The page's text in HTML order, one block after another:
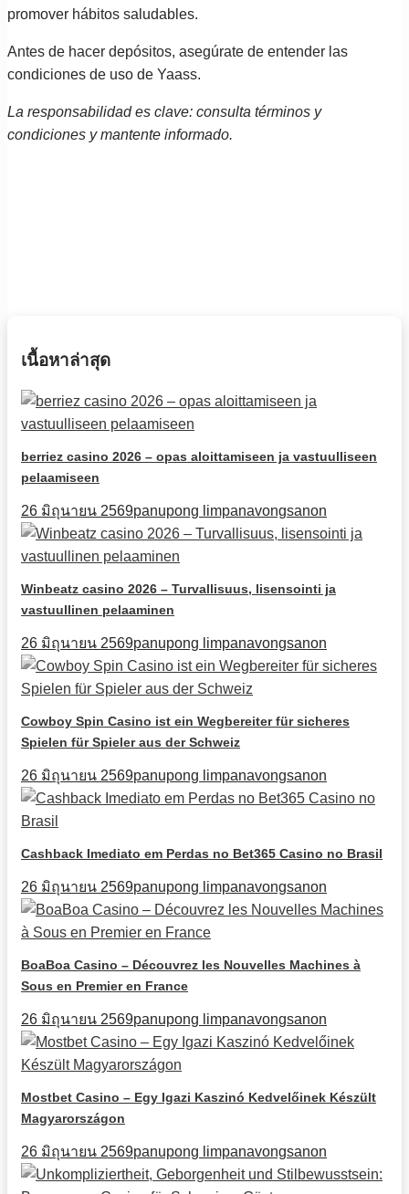
promover hábitos saludables.
Antes de hacer depósitos, asegúrate de entender las
condiciones de uso de Yaass.
La responsabilidad es clave: consulta términos y
condiciones y mantente informado.
เนื้อหาล่าสุด
berriez casino 2026 – opas aloittamiseen ja vastuulliseen
pelaamiseen
26 มิถุนายน 2569panupong limpanavongsanon
Winbeatz casino 2026 – Turvallisuus, lisensointi ja
vastuullinen pelaaminen
26 มิถุนายน 2569panupong limpanavongsanon
Cowboy Spin Casino ist ein Wegbereiter für sicheres
Spielen für Spieler aus der Schweiz
26 มิถุนายน 2569panupong limpanavongsanon
Cashback Imediato em Perdas no Bet365 Casino no Brasil
26 มิถุนายน 2569panupong limpanavongsanon
BoaBoa Casino – Découvrez les Nouvelles Machines à
Sous en Premier en France
26 มิถุนายน 2569panupong limpanavongsanon
Mostbet Casino – Egy Igazi Kaszinó Kedvelőinek Készült
Magyarországon
26 มิถุนายน 2569panupong limpanavongsanon